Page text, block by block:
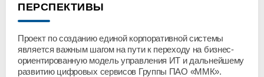
ПЕРСПЕКТИВЫ
Проект по созданию единой корпоративной системы
является важным шагом на пути к переходу на бизнес-
ориентированную модель управления ИТ и дальнейшему
развитию цифровых сервисов Группы ПАО «ММК».